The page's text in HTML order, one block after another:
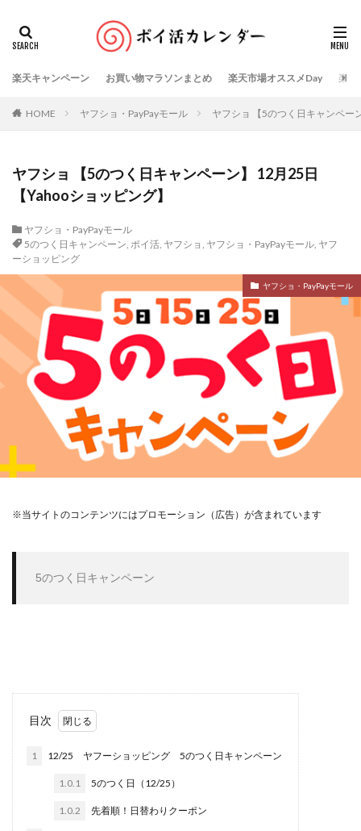
楽天キャンペーン お買い物マラソンまとめ 楽天市場オススメDay 楽天
HOME ヤフショ・PayPayモール ヤフショ 【5のつく日キャンペー
ヤフショ 【5のつく日キャンペーン】 12月25日
【Yahooショッピング】
ヤフショ・PayPayモール
5のつく日キャンペーン, ポイ活, ヤフショ , ヤフショ・PayPayモール, ヤフ
ーショッピング
ヤフショ・PayPayモール
※当サイトのコンテンツにはプロモーション（広告）が含まれています
5のつく日キャンペーン
目次
1 12/25 ヤフーショッピング 5のつく日キャンペーン
1.0.1 5のつく日（12/25）
1.0.2 先着順！日替わりクーポン